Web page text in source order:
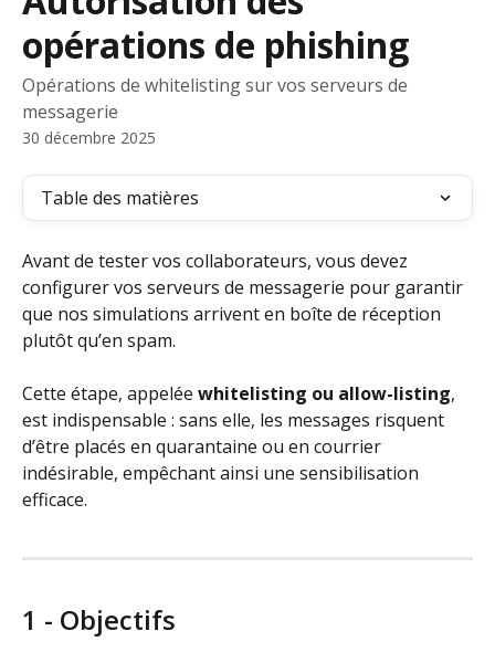
opérations de phishing
Opérations de whitelisting sur vos serveurs de
messagerie
30 décembre 2025
Table des matières
Avant de tester vos collaborateurs, vous devez
configurer vos serveurs de messagerie pour garantir
que nos simulations arrivent en boîte de réception
plutôt qu’en spam.
Cette étape, appelée whitelisting ou allow-listing,
est indispensable : sans elle, les messages risquent
d’être placés en quarantaine ou en courrier
indésirable, empêchant ainsi une sensibilisation
efficace.
1 - Objectifs